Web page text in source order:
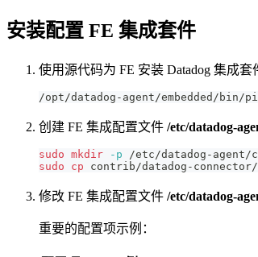
安装配置 FE 集成套件
使用源代码为 FE 安装 Datadog 集成套
/opt/datadog-agent/embedded/bin/
创建 FE 集成配置文件 /etc/datadog-
sudo mkdir -p /etc/datadog-agent/
sudo
cp contrib/datadog-
修改 FE 集成配置文件 /etc/datadog-
重要的配置项示例：